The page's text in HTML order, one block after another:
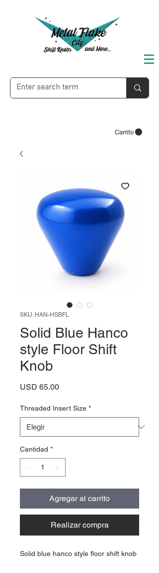
Carrito
SKU: HAN-HSBFL
Solid Blue Hanco
style Floor Shift
Knob
USD 65.00Precio
Threaded Insert Size *
Cantidad *
Agregar al carrito
Realizar compra
Solid blue hanco style floor shift knob